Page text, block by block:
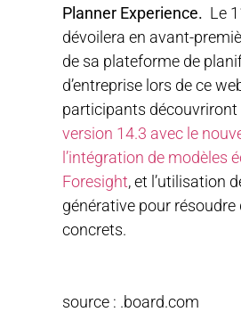
Planner Experience. Le
dévoilera en avant-
de sa plateforme de
d’entreprise lors de ce
participants
version 14.3 avec le
l’intégration de modèles
Foresight, et l’utilisation
générative pour
concrets.
source : .board.com